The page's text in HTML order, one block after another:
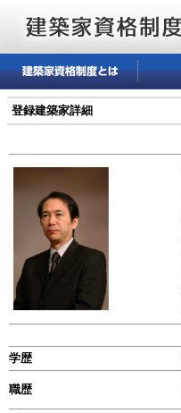
登録建築家詳細
学歴
職歴